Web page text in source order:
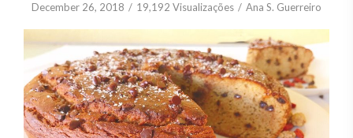
December 26, 2018 19,192 Visualizações Ana S. Guerreiro